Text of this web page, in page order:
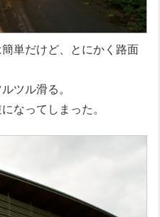
単だけど、とにかく路面
ツル滑る。
なってしまった。